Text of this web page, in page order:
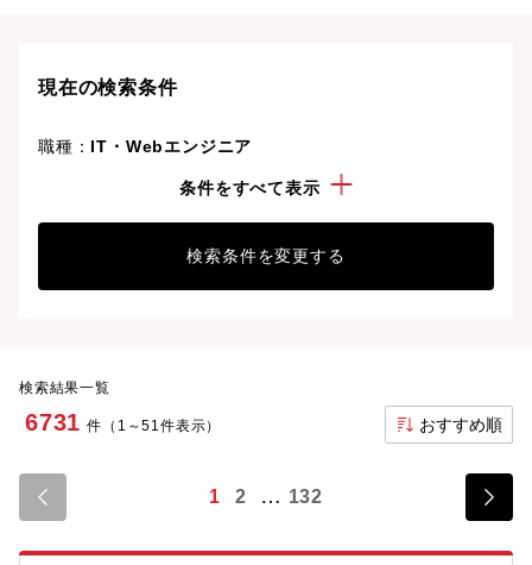
ことも可能です。
現在の検索条件
職種： IT・Webエンジニア
条件をすべて表示
検索条件を変更する
検索結果一覧
6731 件（1～51件表示） おすすめ順
1 2 132